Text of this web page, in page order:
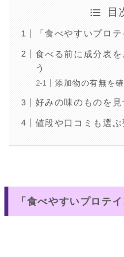
目
「食べやすいプロ
食べる前に成分表を
う
添加物の有無を
好みの味のものを見
値段や口コミも選
「食べやすいプロテ